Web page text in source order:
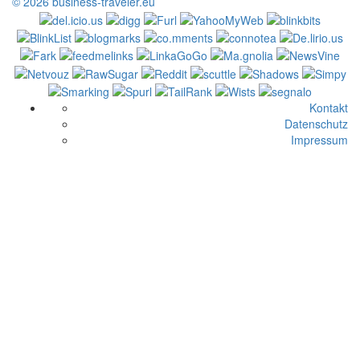
Kontakt
Datenschutz
Impressum